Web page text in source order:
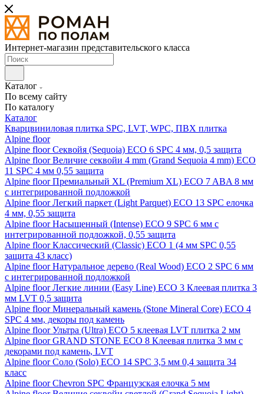
Интернет-магазин представительского класса
Каталог
По всему сайту
По каталогу
Каталог
Кварцвиниловая плитка SPC, LVT, WPC, ПВХ плитка
Alpine floor
Alpine floor Секвойя (Sequoia) ECO 6 SPC 4 мм, 0,5 защита
Alpine floor Величие секвойи 4 mm (Grand Sequoia 4 mm) ECO
11 SPC 4 мм 0,55 защита
Alpine floor Премиальный XL (Premium XL) ECO 7 ABA 8 мм
с интегрированной подложкой
Alpine floor Легкий паркет (Light Parquet) ECO 13 SPC елочка
4 мм, 0,55 защита
Alpine floor Насыщенный (Intense) ECO 9 SPC 6 мм с
интегрированной подложкой, 0,55 защита
Alpine floor Классический (Classic) ECO 1 (4 мм SPC 0,55
защита 43 класс)
Alpine floor Натуральное дерево (Real Wood) ECO 2 SPC 6 мм
с интегрированной подложкой
Alpine floor Легкие линии (Easy Line) ECO 3 Клеевая плитка 3
мм LVT 0,5 защита
Alpine floor Минеральный камень (Stone Mineral Core) ECO 4
SPC 4 мм, декоры под камень
Alpine floor Ультра (Ultra) ECO 5 клеевая LVT плитка 2 мм
Alpine floor GRAND STONE ECO 8 Клеевая плитка 3 мм с
декорами под камень, LVT
Alpine floor Соло (Solo) ECO 14 SPC 3,5 мм 0,4 защита 34
класс
Alpine floor Chevron SPC Французская елочка 5 мм